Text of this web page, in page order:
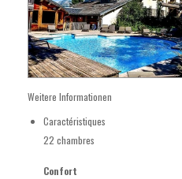
Weitere Informationen
Caractéristiques
22 chambres
Confort